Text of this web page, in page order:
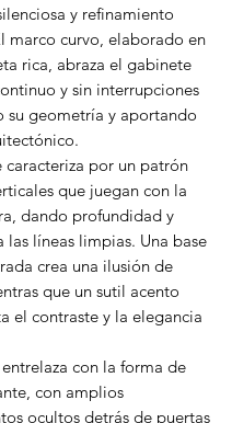
y refinamiento
marco curvo, elaborado en
rica, abraza el gabinete
y sin interrupciones
su geometría y aportando
caracteriza por un patrón
que juegan con la
dando profundidad y
las líneas limpias. Una base
crea una ilusión de
que un sutil acento
el contraste y la elegancia
con la forma de
con amplios
ocultos detrás de puertas